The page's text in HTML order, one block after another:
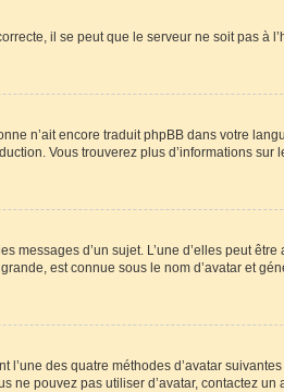
il se peut que le serveur ne soit pas à
n’ait encore traduit phpBB dans votre
Vous trouverez plus d’informations sur
messages d’un sujet. L’une d’elles peut
est connue sous le nom d’avatar et
des quatre méthodes d’avatar
ne pouvez pas utiliser d’avatar, contactez un